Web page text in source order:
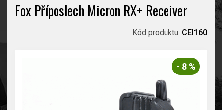
Fox Příposlech Micron RX+ Receiver
Kód produktu: CEI160
- 8 %